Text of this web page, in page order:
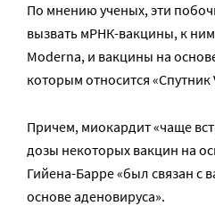
По мнению ученых, эти
вызвать мРНК-вакцины, к
Moderna, и вакцины на
которым относится «Спутник
Причем, миокардит «чаще
дозы некоторых вакцин на
Гийена-Барре «был связан с
основе аденовируса».